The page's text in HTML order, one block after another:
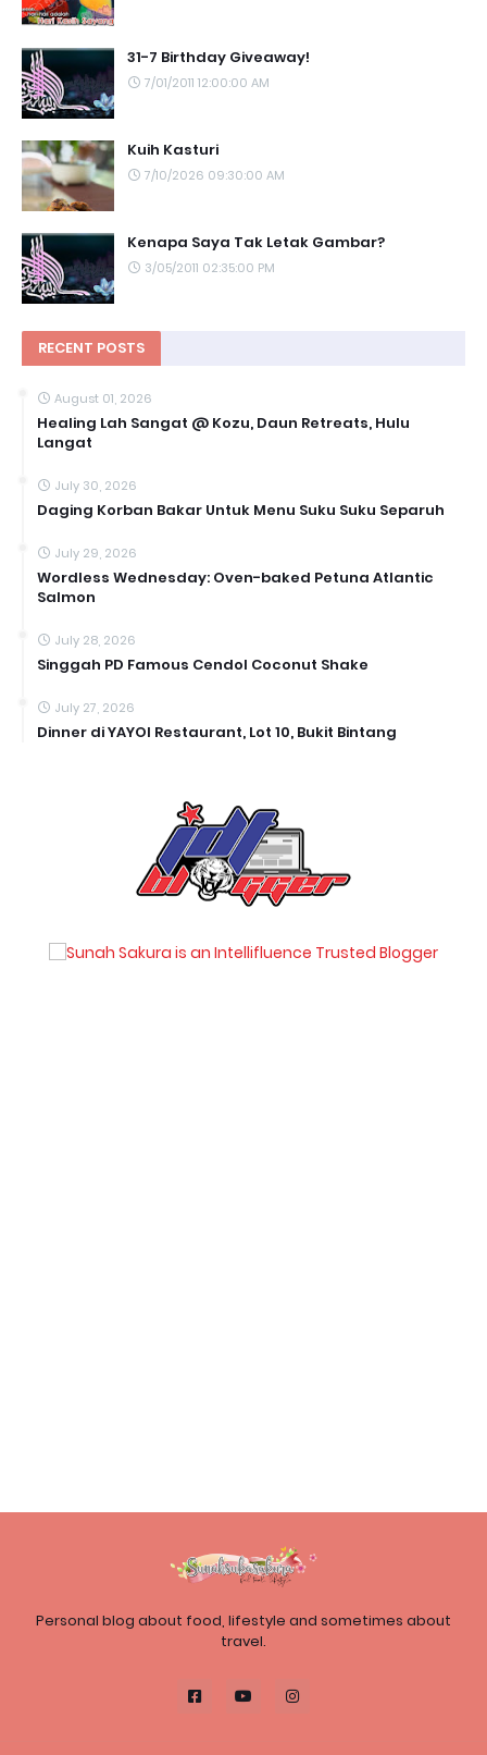
31-7 Birthday Giveaway!
7/01/2011 12:00:00 AM
Kuih Kasturi
7/10/2026 09:30:00 AM
Kenapa Saya Tak Letak Gambar?
3/05/2011 02:35:00 PM
RECENT POSTS
August 01, 2026
Healing Lah Sangat @ Kozu, Daun Retreats, Hulu
Langat
July 30, 2026
Daging Korban Bakar Untuk Menu Suku Suku Separuh
July 29, 2026
Wordless Wednesday: Oven-baked Petuna Atlantic
Salmon
July 28, 2026
Singgah PD Famous Cendol Coconut Shake
July 27, 2026
Dinner di YAYOI Restaurant, Lot 10, Bukit Bintang
Personal blog about food, lifestyle and sometimes about
travel.